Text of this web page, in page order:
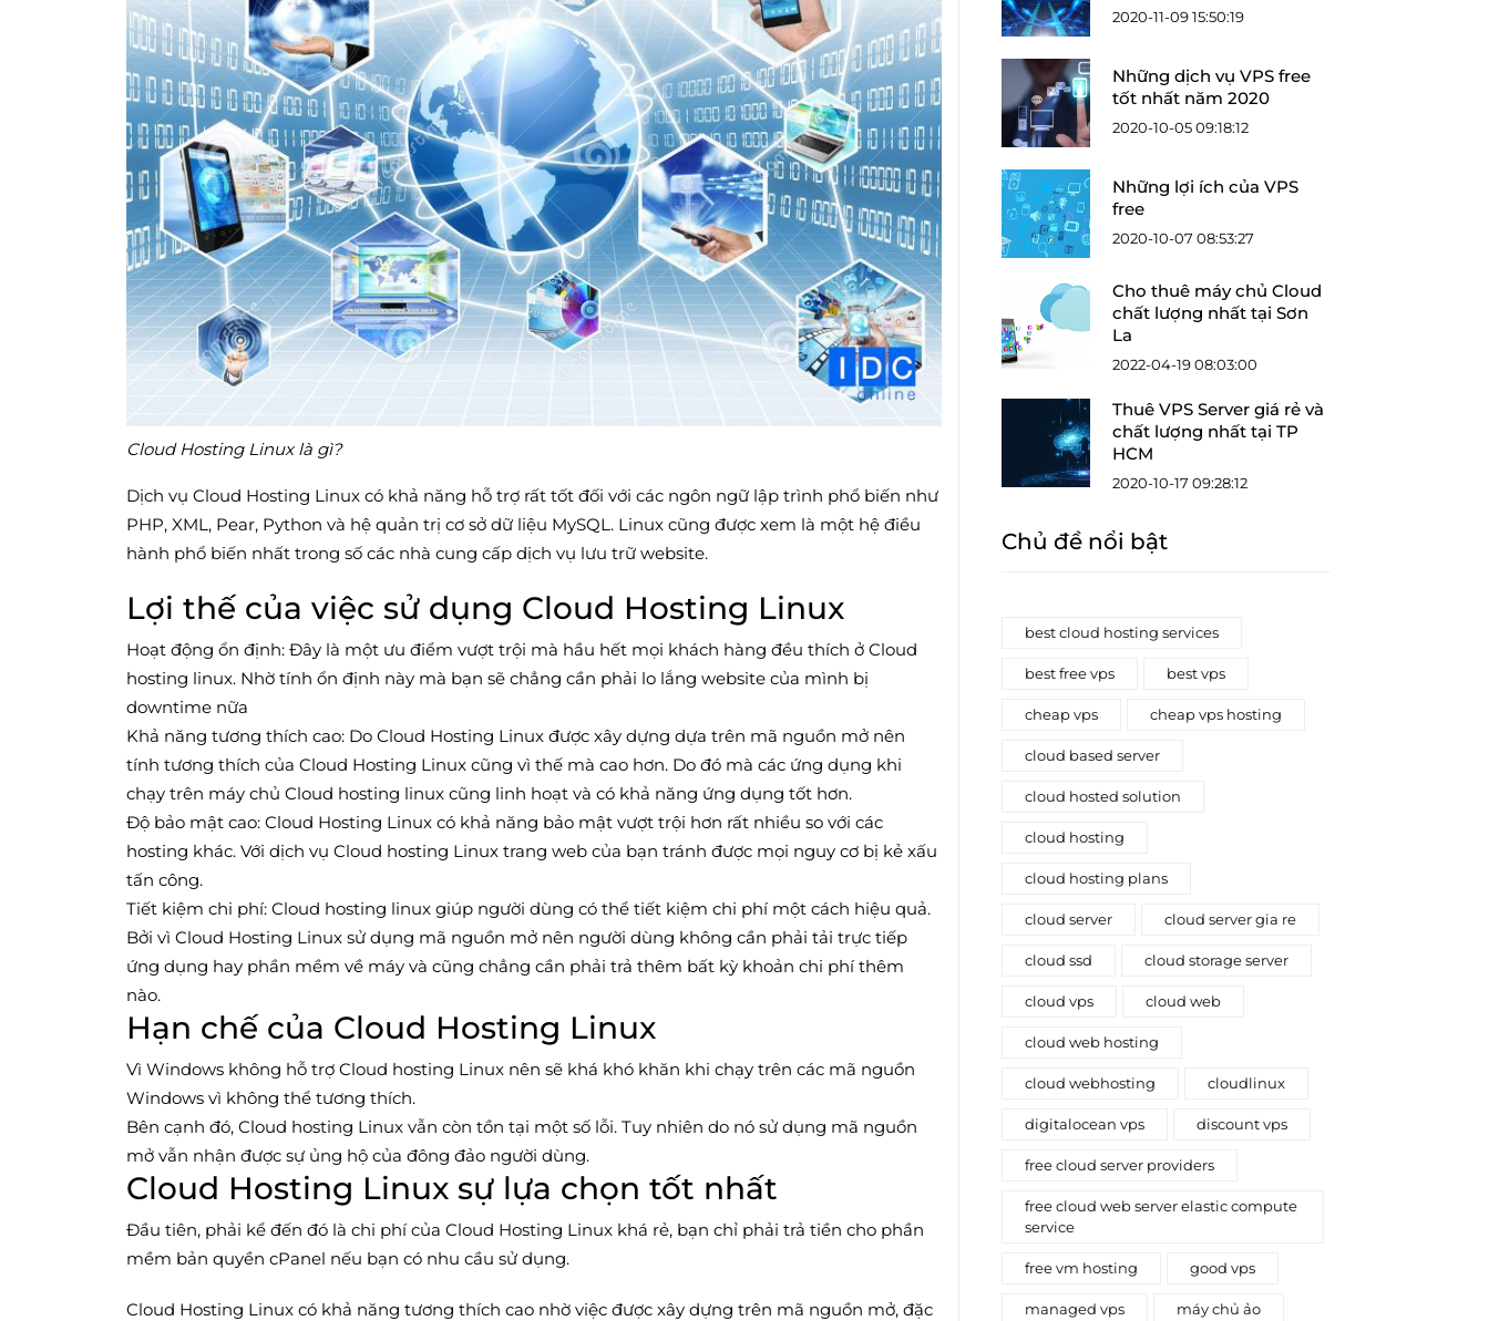
Cloud Hosting Linux là gì?
Dịch vụ Cloud Hosting Linux có khả năng hỗ trợ rất tốt đối với các ngôn ngữ lập trình phổ biến như
PHP, XML, Pear, Python và hệ quản trị cơ sở dữ liệu MySQL. Linux cũng được xem là một hệ điều
hành phổ biến nhất trong số các nhà cung cấp dịch vụ lưu trữ website.
Lợi thế của việc sử dụng Cloud Hosting Linux
Hoạt động ổn định: Đây là một ưu điểm vượt trội mà hầu hết mọi khách hàng đều thích ở Cloud
hosting linux. Nhờ tính ổn định này mà bạn sẽ chẳng cần phải lo lắng website của mình bị
downtime nữa
Khả năng tương thích cao: Do Cloud Hosting Linux được xây dựng dựa trên mã nguồn mở nên
tính tương thích của Cloud Hosting Linux cũng vì thế mà cao hơn. Do đó mà các ứng dụng khi
chạy trên máy chủ Cloud hosting linux cũng linh hoạt và có khả năng ứng dụng tốt hơn.
Độ bảo mật cao: Cloud Hosting Linux có khả năng bảo mật vượt trội hơn rất nhiều so với các
hosting khác. Với dịch vụ Cloud hosting Linux trang web của bạn tránh được mọi nguy cơ bị kẻ xấu
tấn công.
Tiết kiệm chi phí: Cloud hosting linux giúp người dùng có thể tiết kiệm chi phí một cách hiệu quả.
Bởi vì Cloud Hosting Linux sử dụng mã nguồn mở nên người dùng không cần phải tải trực tiếp
ứng dụng hay phần mềm về máy và cũng chẳng cần phải trả thêm bất kỳ khoản chi phí thêm
nào.
Hạn chế của Cloud Hosting Linux
Vì Windows không hỗ trợ Cloud hosting Linux nên sẽ khá khó khăn khi chạy trên các mã nguồn
Windows vì không thể tương thích.
Bên cạnh đó, Cloud hosting Linux vẫn còn tồn tại một số lỗi. Tuy nhiên do nó sử dụng mã nguồn
mở vẫn nhận được sự ủng hộ của đông đảo người dùng.
Cloud Hosting Linux sự lựa chọn tốt nhất
Đầu tiên, phải kể đến đó là chi phí của Cloud Hosting Linux khá rẻ, bạn chỉ phải trả tiền cho phần
mềm bản quyền cPanel nếu bạn có nhu cầu sử dụng.
Cloud Hosting Linux có khả năng tương thích cao nhờ việc được xây dựng trên mã nguồn mở, đặc
2020-11-09 15:50:19
Những dịch vụ VPS free
tốt nhất năm 2020
2020-10-05 09:18:12
Những lợi ích của VPS
free
2020-10-07 08:53:27
Cho thuê máy chủ Cloud
chất lượng nhất tại Sơn
La
2022-04-19 08:03:00
Thuê VPS Server giá rẻ và
chất lượng nhất tại TP
HCM
2020-10-17 09:28:12
Chủ đề nổi bật
best cloud hosting services
best free vps best vps
cheap vps cheap vps hosting
cloud based server
cloud hosted solution
cloud hosting
cloud hosting plans
cloud server cloud server gia re
cloud ssd cloud storage server
cloud vps cloud web
cloud web hosting
cloud webhosting cloudlinux
digitalocean vps discount vps
free cloud server providers
free cloud web server elastic compute
service
free vm hosting good vps
managed vps máy chủ ảo